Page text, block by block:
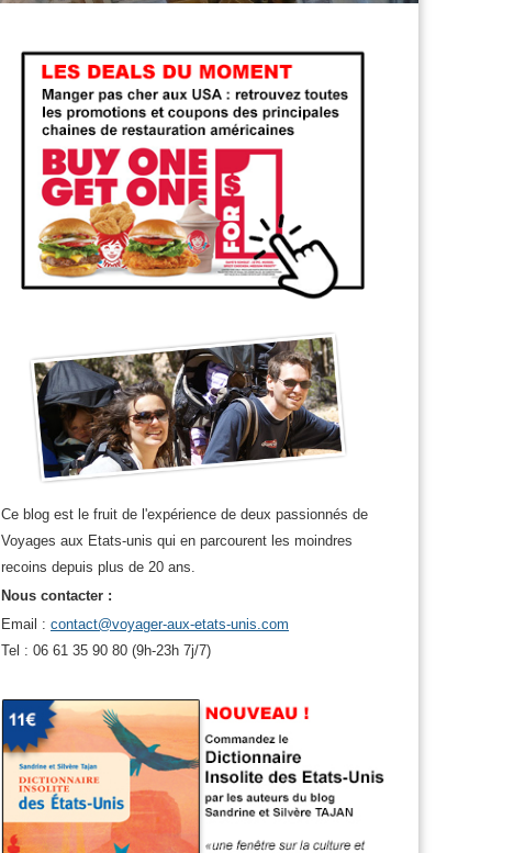
Ce blog est le fruit de l'expérience de deux passionnés de
Voyages aux Etats-unis qui en parcourent les moindres
recoins depuis plus de 20 ans.
Nous contacter :
Email : contact@voyager-aux-etats-unis.com
Tel : 06 61 35 90 80 (9h-23h 7j/7)